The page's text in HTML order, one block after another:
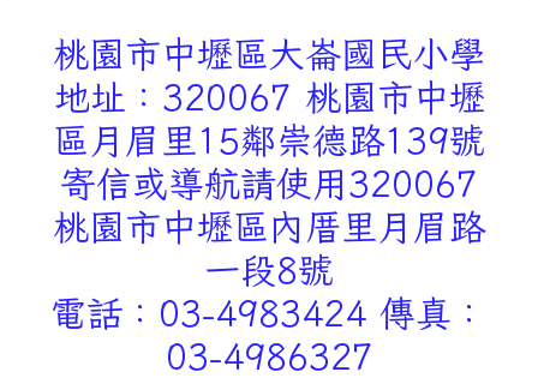
桃園市中壢區大崙國民小學
地址：320067 桃園市中壢
區月眉里15鄰崇德路139號
寄信或導航請使用320067
桃園市中壢區內厝里月眉路
一段8號
電話：03-4983424 傳真：
03-4986327